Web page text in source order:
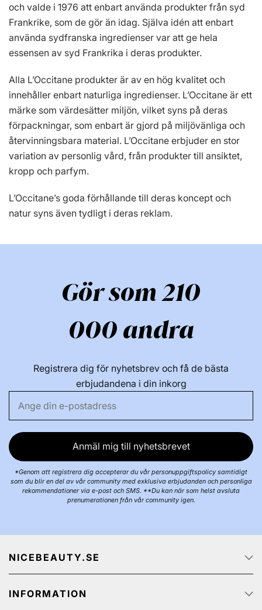
och valde i 1976 att enbart använda produkter från syd
Frankrike, som de gör än idag. Själva idén att enbart
använda sydfranska ingredienser var att ge hela
essensen av syd Frankrika i deras produkter.
Alla L’Occitane produkter är av en hög kvalitet och
innehåller enbart naturliga ingredienser. L’Occitane är ett
märke som värdesätter miljön, vilket syns på deras
förpackningar, som enbart är gjord på miljövänliga och
återvinningsbara material. L’Occitane erbjuder en stor
variation av personlig vård, från produkter till ansiktet,
kropp och parfym.
L’Occitane’s goda förhållande till deras koncept och
natur syns även tydligt i deras reklam.
Gör som 210
000 andra
Registrera dig för nyhetsbrev och få de bästa
erbjudandena i din inkorg
Anmäl mig till nyhetsbrevet
*Genom att registrera dig accepterar du vår personuppgiftspolicy samtidigt
som du blir en del av vår community med exklusiva erbjudanden och personliga
rekommendationer via e-post och SMS. **Du kan när som helst avsluta
prenumerationen från vår community igen.
NICEBEAUTY.SE
Startsidan
Om oss
INFORMATION